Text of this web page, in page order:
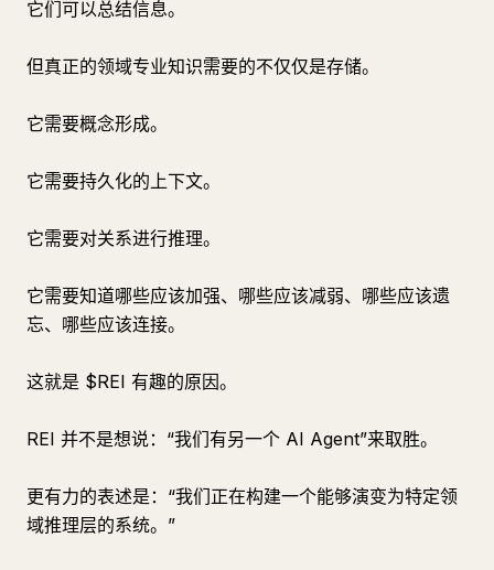
它们可以总结信息。
但真正的领域专业知识需要的不仅仅是存储。
它需要概念形成。
它需要持久化的上下文。
它需要对关系进行推理。
它需要知道哪些应该加强、哪些应该减弱、哪些应该遗
忘、哪些应该连接。
这就是 $REI 有趣的原因。
REI 并不是想说：“我们有另一个 AI Agent”来取胜。
更有力的表述是：“我们正在构建一个能够演变为特定领
域推理层的系统。”